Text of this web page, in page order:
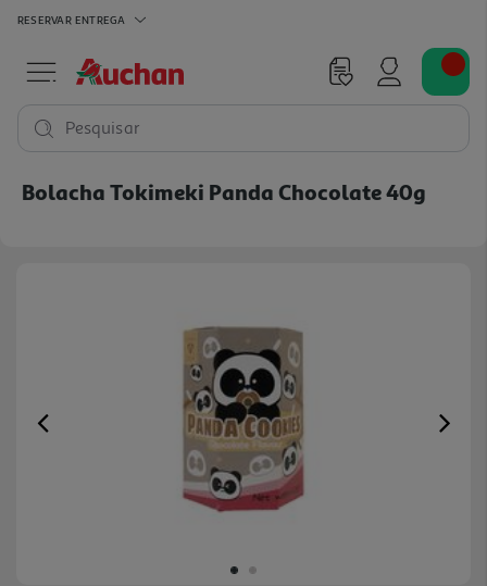
RESERVAR ENTREGA
Pesquisar
Bolacha Tokimeki Panda Chocolate 40g
Previous